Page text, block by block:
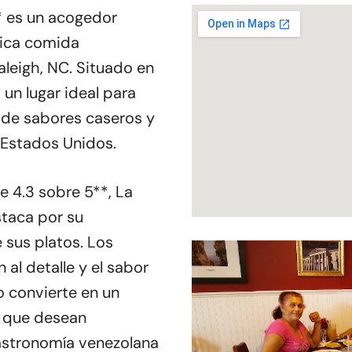
un acogedor
comida
NC. Situado en
lugar ideal para
sabores caseros y
Unidos.
4.3 sobre 5**, La
por su
platos. Los
al detalle y el sabor
convierte en un
desean
venezolana